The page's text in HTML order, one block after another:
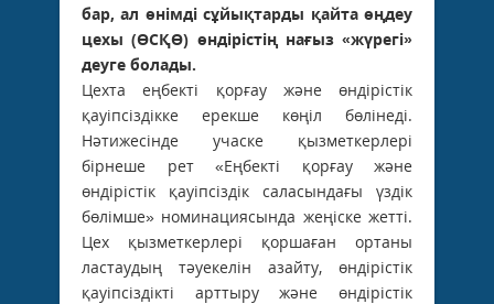
бар, ал өнімді сұйықтарды қайта өңдеу
цехы (ӨСҚӨ) өндірістің нағыз «жүрегі»
деуге болады.
Цехта еңбекті қорғау және өндірістік
қауіпсіздікке ерекше көңіл бөлінеді.
Нәтижесінде учаске қызметкерлері
бірнеше рет «Еңбекті қорғау және
өндірістік қауіпсіздік саласындағы үздік
бөлімше» номинациясында жеңіске жетті.
Цех қызметкерлері қоршаған ортаны
ластаудың тәуекелін азайту, өндірістік
қауіпсіздікті арттыру және өндірістік